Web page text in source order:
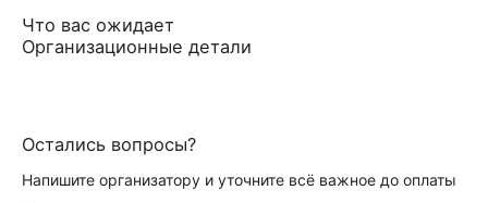
Что вас ожидает
Организационные детали
Остались вопросы?
Напишите организатору и уточните всё важное до оплаты